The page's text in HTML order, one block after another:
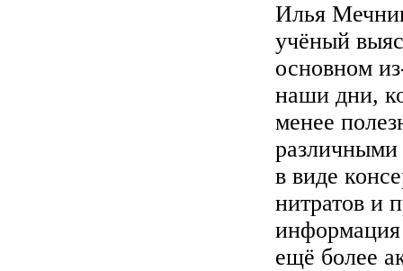
Илья
учёный
основном
наши дни,
менее
в виде
нитратов и
информация
ещё более